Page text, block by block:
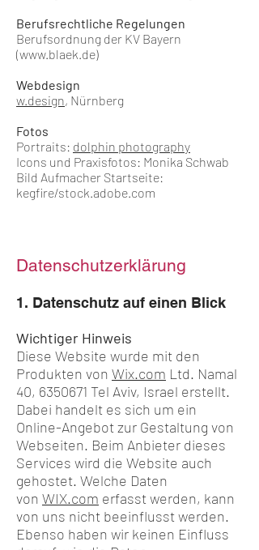
Berufsrechtliche Regelungen
Berufsordnung der KV Bayern
(www.blaek.de)
Webdesign
w.design, Nürnberg
Fotos
Portraits: dolphin photography
Icons und Praxisfotos: Monika Schwab
Bild Aufmacher Startseite:
kegfire/stock.adobe.com
Datenschutzerklärung
1. Datenschutz auf einen Blick
Wichtiger Hinweis
Diese Website wurde mit den
Produkten von Wix.com Ltd. Namal
40, 6350671 Tel Aviv, Israel erstellt.
Dabei handelt es sich um ein
Online-Angebot zur Gestaltung von
Webseiten. Beim Anbieter dieses
Services wird die Website auch
gehostet. Welche Daten
von WIX.com erfasst werden, kann
von uns nicht beeinflusst werden.
Ebenso haben wir keinen Einfluss